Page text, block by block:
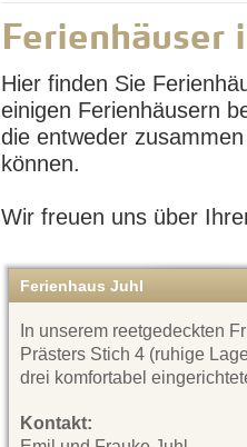
Ferienhäuser
Hier finden Sie
einigen Ferienhäusern
die entweder
können.
Wir freuen uns über
Ferienhaus Juhl
In unserem reetgedeckten
Prästers Stich 4 (ruhige
drei komfortabel
Kontakt: